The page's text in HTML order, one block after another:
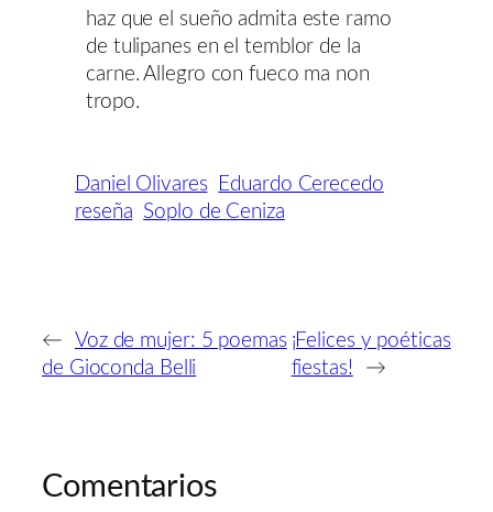
haz que el sueño admita este ramo
de tulipanes en el temblor de la
carne. Allegro con fueco ma non
tropo.
Daniel Olivares
Eduardo Cerecedo
reseña Soplo de Ceniza
←
Voz de mujer: 5 poemas
de Gioconda Belli
¡Felices y poéticas
fiestas!
→
Comentarios